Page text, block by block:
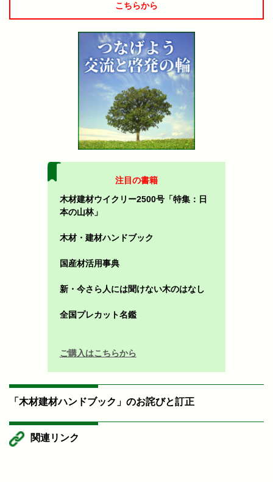
こちらから
注目の書籍
木材建材ウイクリー2500号「特集：日
本の山林」
木材・建材ハンドブック
国産材活用事典
新・今さら人には聞けない木のはなし
全国プレカット名鑑
ご購入はこちらから
「木材建材ハンドブック」のお詫びと訂正
関連リンク